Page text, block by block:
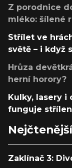
Z porodnice
mléko: šílené
Střílet ve
světě – i když
Hrůza
herní horory?
Kulky, lasery i
funguje
Zaklínač 3: